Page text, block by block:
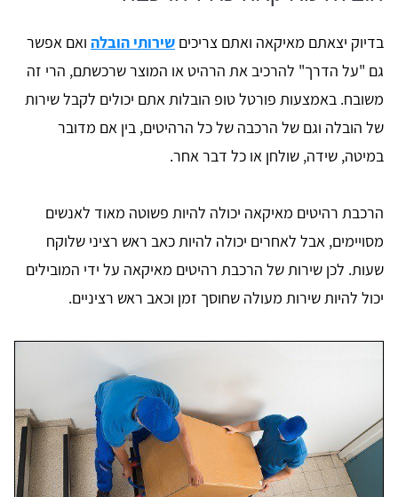
בדיוק יצאתם מאיקאה ואתם צריכים שירותי הובלה ואם אפשר
גם "על הדרך" להרכיב את הרהיט או המוצר שרכשתם, הרי זה
משובח. באמצעות פורטל טופ הובלות אתם יכולים לקבל שירות
של הובלה וגם של הרכבה של כל הרהיטים, בין אם מדובר
במיטה, שידה, שולחן או כל דבר אחר.
הרכבת רהיטים מאיקאה יכולה להיות פשוטה מאוד לאנשים
מסויימים, אבל לאחרים יכולה להיות כאב ראש רציני שלוקח
שעות. לכן שירות של הרכבת רהיטים מאיקאה על ידי המובילים
יכול להיות שירות מעולה שחוסך זמן וכאב ראש רציניים.